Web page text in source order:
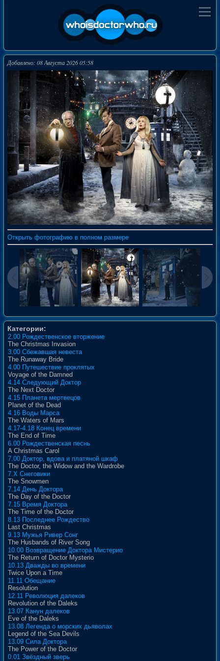
Добавлено: 08 Августа 2026 05:58
Открыть фотографию в полном размере
Категории:
2.00 Рождественское вторжение
The Christmas Invasion
3.00 Сбежавшая невеста
The Runaway Bride
4.00 Путешествие проклятых
Voyage of the Damned
4.14 Следующий Доктор
The Next Doctor
4.15 Планета мертвецов
Planet of the Dead
4.16 Воды Марса
The Waters of Mars
4.17-4.18 Конец времени
The End of Time
6.00 Рождественская песнь
A Christmas Carol
7.00 Доктор, вдова и платяной шкаф
The Doctor, the Widow and the Wardrobe
7.X Снеговики
The Snowmen
7.14 День Доктора
The Day of the Doctor
7.15 Время Доктора
The Time of the Doctor
8.13 Последнее Рождество
Last Christmas
9.13 Мужья Ривер Сонг
The Husbands of River Song
10.00 Возвращение Доктора Мистерио
The Return of Doctor Mysterio
10.13 Дважды во времени
Twice Upon a Time
11.11 Обещание
Resolution
12.11 Революция далеков
Revolution of the Daleks
13.07 Канун далеков
Eve of the Daleks
13.08 Легенда о морских дьяволах
Legend of the Sea Devils
13.09 Сила Доктора
The Power of the Doctor
0.01 Звёздный зверь